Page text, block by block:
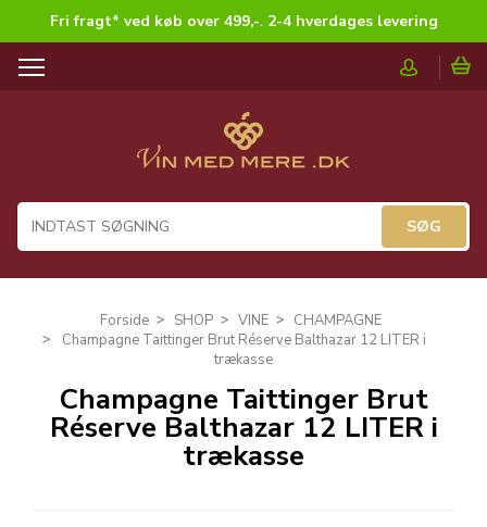
Fri fragt* ved køb over 499,-. 2-4 hverdages levering
T
a
i
Forside SHOP VINE
CHAMPAGNE
Champagne Taittinger Brut Réserve Balthazar 12 LITER i
trækasse
Champagne Taittinger Brut
Réserve Balthazar 12 LITER i
trækasse